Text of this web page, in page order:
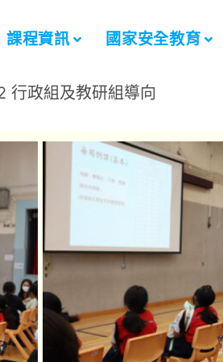
課程資訊 國家安全教育
行政組及教研組導向